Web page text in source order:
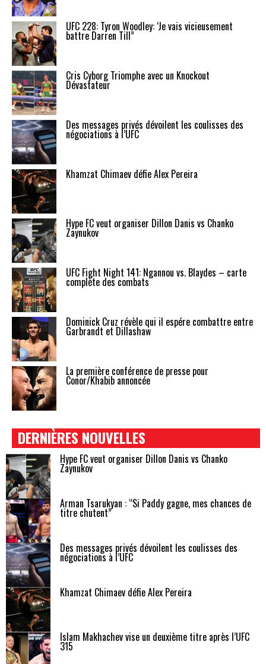
UFC 228: Tyron Woodley: ‘Je vais vicieusement
battre Darren Till”
Cris Cyborg Triomphe avec un Knockout
Dévastateur
Des messages privés dévoilent les coulisses des
négociations à l’UFC
Khamzat Chimaev défie Alex Pereira
Hype FC veut organiser Dillon Danis vs Chanko
Zaynukov
UFC Fight Night 141: Ngannou vs. Blaydes – carte
complète des combats
Dominick Cruz révèle qui il espére combattre entre
Garbrandt et Dillashaw
La première conférence de presse pour
Conor/Khabib annoncée
DERNIÈRES NOUVELLES
Hype FC veut organiser Dillon Danis vs Chanko
Zaynukov
Arman Tsarukyan : “Si Paddy gagne, mes chances de
titre chutent”
Des messages privés dévoilent les coulisses des
négociations à l’UFC
Khamzat Chimaev défie Alex Pereira
Islam Makhachev vise un deuxième titre après l’UFC
315